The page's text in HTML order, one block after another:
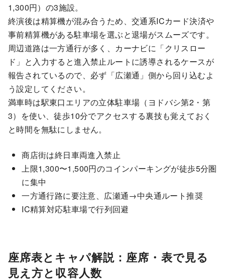
1,300円）の3施設。
終演後は精算機が混み合うため、交通系ICカード決済や
事前精算機がある駐車場を選ぶと退場がスムーズです。
周辺道路は一方通行が多く、カーナビに「クリスロー
ド」と入力すると進入禁止ルートに誘導されるケースが
報告されているので、必ず「広瀬通」側から回り込むよ
う設定してください。
満車時は駅東口エリアの立体駐車場（ヨドバシ第2・第
3）を使い、徒歩10分でアクセスする裏技も覚えておく
と時間を無駄にしません。
商店街は終日車両進入禁止
上限1,300〜1,500円のコインパーキングが徒歩5分圏
に集中
一方通行路に要注意、広瀬通→中央通ルート推奨
IC精算対応駐車場で行列回避
座席表とキャパ解説：座席・表で見る
見え方と収容人数